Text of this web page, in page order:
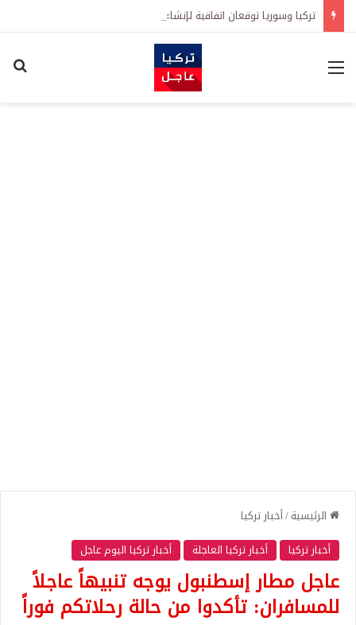
القائمة
الرئيسية/أخبار تركيا
أخبار تركيا
أخبار تركيا العاجلة أخبار تركيا اليوم عاجل
عاجل مطار إسطنبول يوجه تنبيهاً عاجلاً
للمسافران: تأكدوا من حالة رحلاتكم فوراً